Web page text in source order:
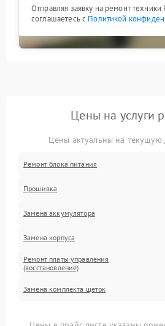
Отправляя заявку на ремонт
соглашаетесь с Политикой
Цены на услуги
Цены актуальны на текущую
Ремонт блока питания
Прошивка
Замена аккумулятора
Замена корпуса
Ремонт платы управления
(восстановление)
Замена комплекта щеток